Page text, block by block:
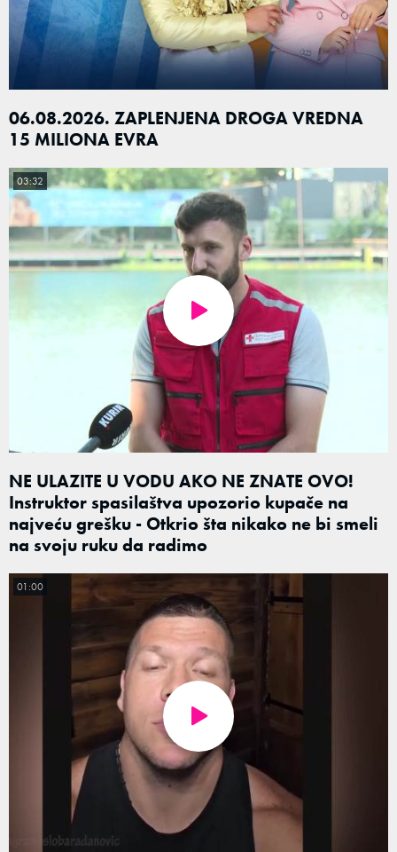
06.08.2026. ZAPLENJENA DROGA VREDNA
15 MILIONA EVRA
NE ULAZITE U VODU AKO NE ZNATE OVO!
Instruktor spasilaštva upozorio kupače na
najveću grešku - Otkrio šta nikako ne bi smeli
na svoju ruku da radimo
03:32
01:00